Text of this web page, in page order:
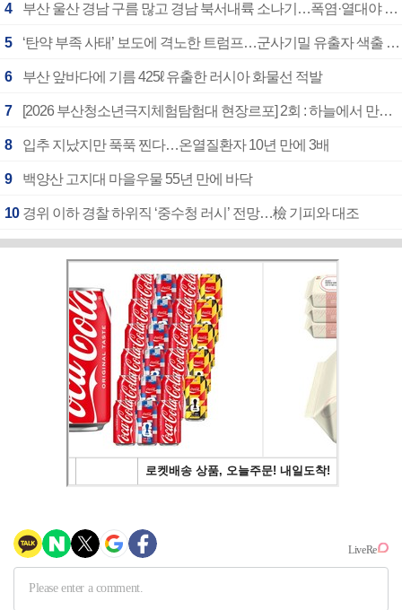
4 부산 울산 경남 구름 많고 경남 북서내륙 소나기…폭염·열대야 계속
5 ‘탄약 부족 사태’ 보도에 격노한 트럼프…군사기밀 유출자 색출 지시
6 부산 앞바다에 기름 425ℓ 유출한 러시아 화물선 적발
7 [2026 부산청소년극지체험탐험대 현장르포] 2회 : 하늘에서 만난 얼음의 나라
8 입추 지났지만 푹푹 찐다…온열질환자 10년 만에 3배
9 백양산 고지대 마을우물 55년 만에 바닥
10 경위 이하 경찰 하위직 ‘중수청 러시’ 전망…檢 기피와 대조